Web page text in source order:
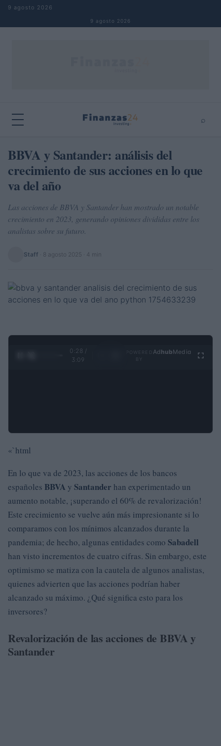
Saltar al contenido
9 agosto 2026
9 agosto 2026
⌕
Buscar
BBVA y Santander: análisis del
crecimiento de sus acciones en lo que
va del año
Las acciones de BBVA y Santander han mostrado un notable
crecimiento en 2023, generando opiniones divididas entre los
analistas sobre su futuro.
Staff 8 agosto 2025 · 4 min
0:29 /
3:09
Ad hubMedia
«`html
En lo que va de 2023, las acciones de los bancos
españoles BBVA y Santander han experimentado un
aumento notable, ¡superando el 60% de revalorización!
Este crecimiento se vuelve aún más impresionante si lo
comparamos con los mínimos alcanzados durante la
pandemia; de hecho, algunas entidades como Sabadell
han visto incrementos de cuatro cifras. Sin embargo, este
optimismo se matiza con la cautela de algunos analistas,
quienes advierten que las acciones podrían haber
alcanzado su máximo. ¿Qué significa esto para los
inversores?
Revalorización de las acciones de BBVA y
Santander